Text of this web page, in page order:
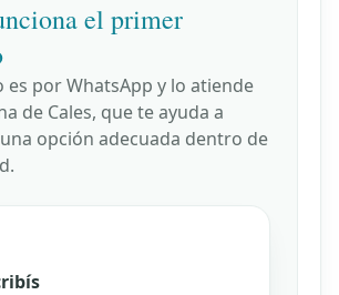
el primer
es por WhatsApp y lo atiende
de Cales, que te ayuda a
opción adecuada dentro de